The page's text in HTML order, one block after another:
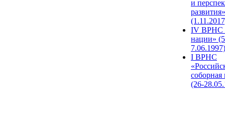
и
развития»
IV ВРНС
нации»
7.06.1997)
I ВРНС
(26-